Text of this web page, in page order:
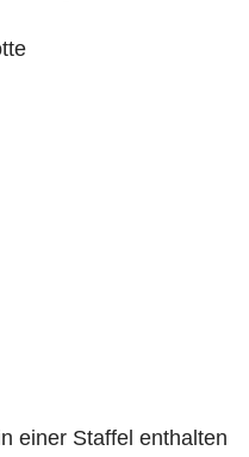
einer Staffel enthalten